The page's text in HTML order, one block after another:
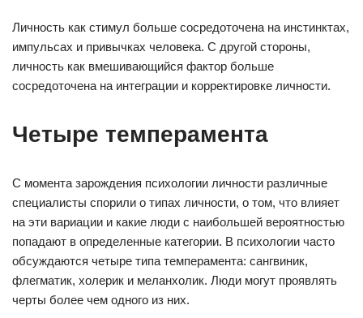
Личность как стимул больше сосредоточена на инстинктах,
импульсах и привычках человека. С другой стороны,
личность как вмешивающийся фактор больше
сосредоточена на интеграции и корректировке личности.
Четыре темперамента
С момента зарождения психологии личности различные
специалисты спорили о типах личности, о том, что влияет
на эти вариации и какие люди с наибольшей вероятностью
попадают в определенные категории. В психологии часто
обсуждаются четыре типа темперамента: сангвиник,
флегматик, холерик и меланхолик. Люди могут проявлять
черты более чем одного из них.